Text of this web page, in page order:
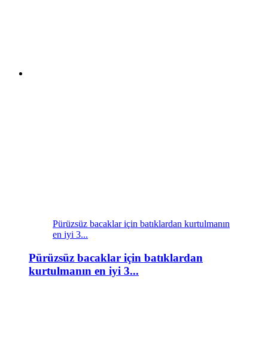
Pürüzsüz bacaklar için batıklardan kurtulmanın
en iyi 3...
Pürüzsüz bacaklar için batıklardan
kurtulmanın en iyi 3...